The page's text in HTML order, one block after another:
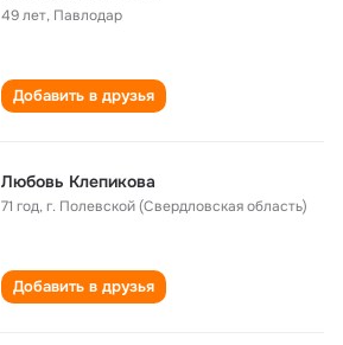
49 лет, Павлодар
Добавить в друзья
Любовь Клепикова
71 год,г. Полевской (Свердловская область)
Добавить в друзья